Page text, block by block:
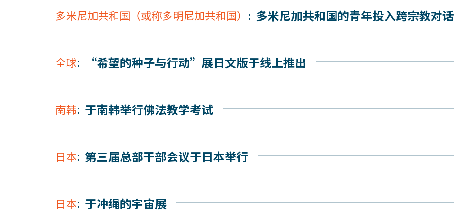
多米尼加共和国（或称多明尼加共和国） : 多米尼加共和国的青年投入跨宗教对话
全球: “希望的种子与行动”展日文版于线上推出
南韩: 于南韩举行佛法教学考试
日本: 第三届总部干部会议于日本举行
日本: 于冲绳的宇宙展